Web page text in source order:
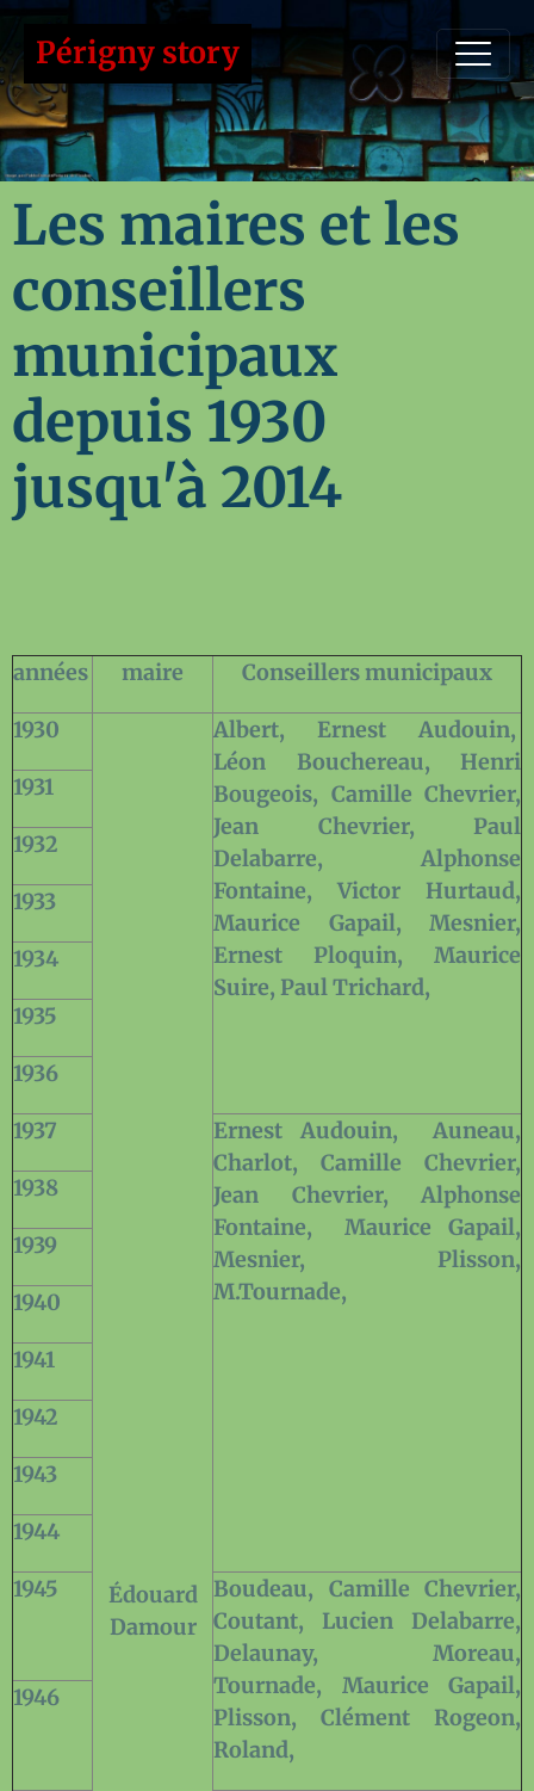
Périgny story
Les maires et les
conseillers
municipaux
depuis 1930
jusqu'à 2014
années maire Conseillers municipaux
1930
Édouard
Damour
Albert, Ernest Audouin,
Léon Bouchereau, Henri
Bougeois, Camille Chevrier,
Jean Chevrier, Paul
Delabarre, Alphonse
Fontaine, Victor Hurtaud,
Maurice Gapail, Mesnier,
Ernest Ploquin, Maurice
Suire, Paul Trichard,
1931
1932
1933
1934
1935
1936
1937 Ernest Audouin,
Auneau,
Charlot, Camille Chevrier,
Jean Chevrier, Alphonse
Fontaine,
Maurice Gapail,
Mesnier, Plisson,
M.Tournade,
1938
1939
1940
1941
1942
1943
1944
1945
Boudeau, Camille Chevrier,
Coutant, Lucien Delabarre,
Delaunay, Moreau,
Tournade, Maurice Gapail,
Plisson, Clément Rogeon,
Roland,
1946